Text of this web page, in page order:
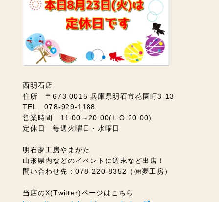
西明石店
住所 〒673-0015 兵庫県明石市花園町3-13
TEL 078-929-1188
営業時間 11:00～20:00(L.O.20:00)
定休日 毎週火曜日・水曜日
明石夢工房やまがた
山形県内などのイベントに週末など出店！
問い合わせ先：078-220-8352（㈱夢工房）
当店のX(Twitter)ページはこちら